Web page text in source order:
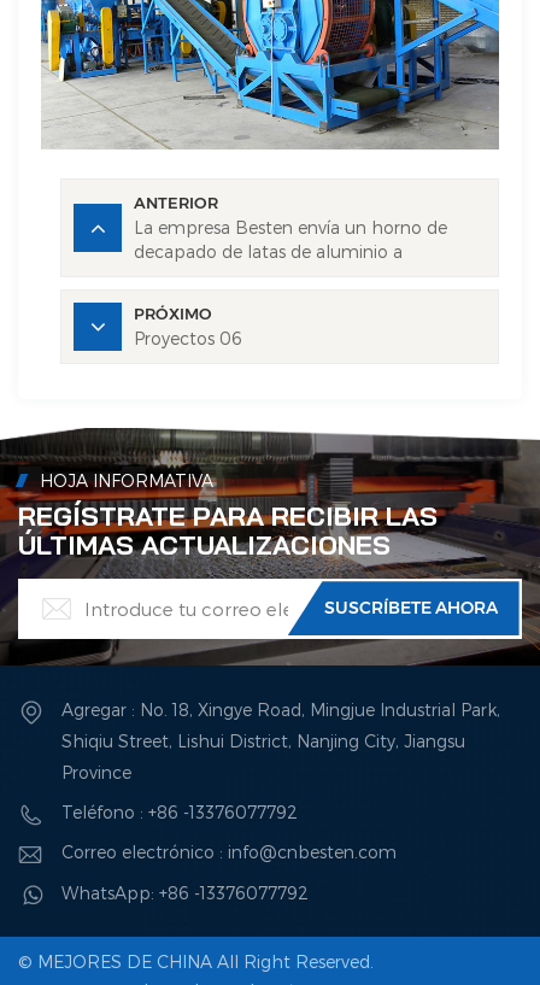
ANTERIOR
La empresa Besten envía un horno de
decapado de latas de aluminio a
PRÓXIMO
Proyectos 06
HOJA INFORMATIVA
REGÍSTRATE PARA RECIBIR LAS
ÚLTIMAS ACTUALIZACIONES
Agregar : No. 18, Xingye Road, Mingjue Industrial Park,
Shiqiu Street, Lishui District, Nanjing City, Jiangsu
Province
Teléfono : +86 -13376077792
Correo electrónico : info@cnbesten.com
WhatsApp: +86 -13376077792
© MEJORES DE CHINA All Right Reserved.